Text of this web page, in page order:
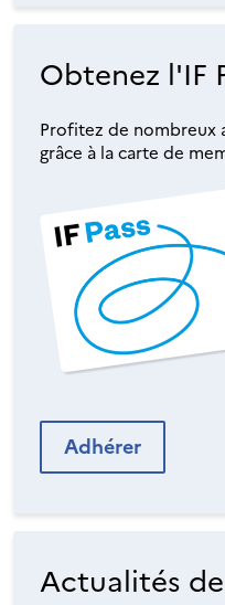
Obtenez l'IF
Profitez de nombreux
grâce à la carte de
Adhérer
Actualités